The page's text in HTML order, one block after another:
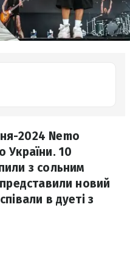
2024 Nemo
України. 10
з сольним
новий
в дуеті з